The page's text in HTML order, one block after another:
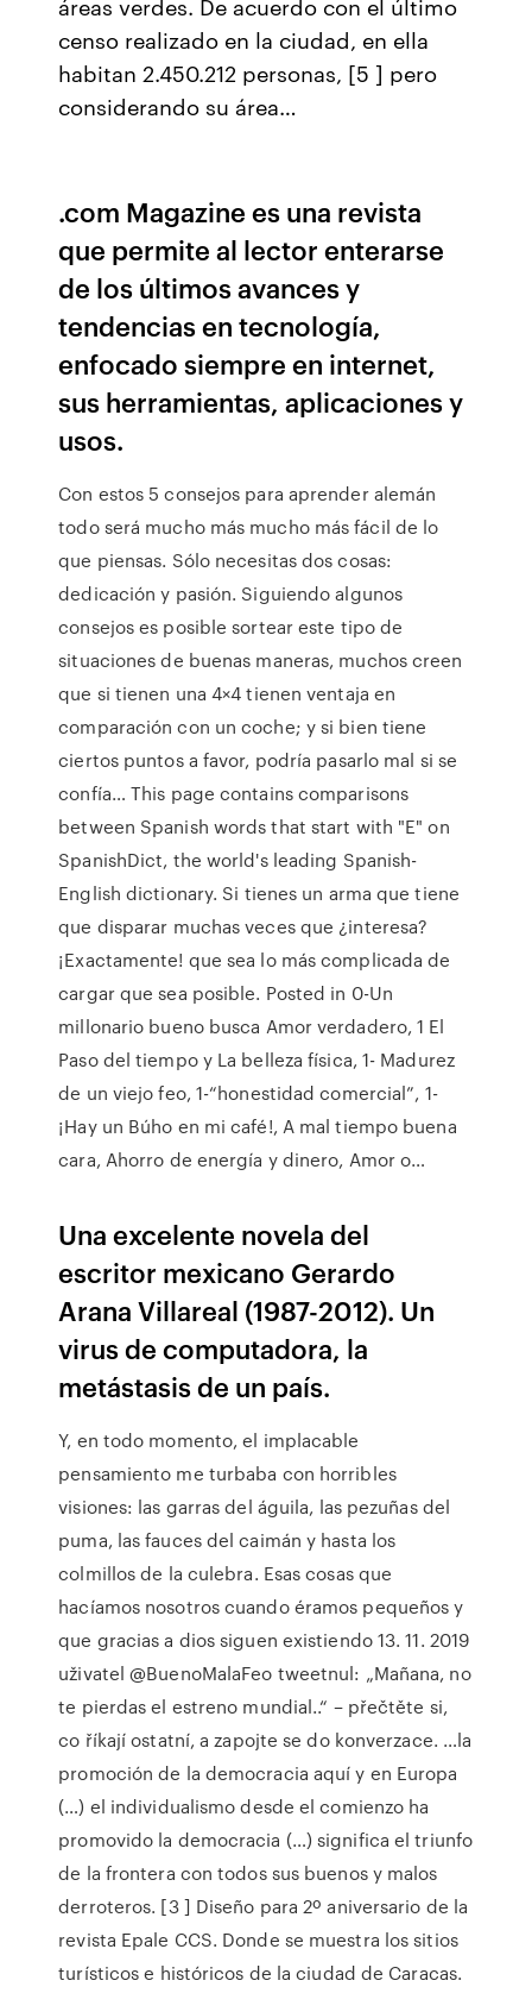
censo realizado en la ciudad, en ella
habitan 2.450.212 personas, [5 ] pero
considerando su área…
.com Magazine es una revista
que permite al lector enterarse
de los últimos avances y
tendencias en tecnología,
enfocado siempre en internet,
sus herramientas, aplicaciones y
usos.
Con estos 5 consejos para aprender alemán
todo será mucho más mucho más fácil de lo
que piensas. Sólo necesitas dos cosas:
dedicación y pasión. Siguiendo algunos
consejos es posible sortear este tipo de
situaciones de buenas maneras, muchos creen
que si tienen una 4×4 tienen ventaja en
comparación con un coche; y si bien tiene
ciertos puntos a favor, podría pasarlo mal si se
confía… This page contains comparisons
between Spanish words that start with "E" on
SpanishDict, the world's leading Spanish-
English dictionary. Si tienes un arma que tiene
que disparar muchas veces que ¿interesa?
¡Exactamente! que sea lo más complicada de
cargar que sea posible. Posted in 0-Un
millonario bueno busca Amor verdadero, 1 El
Paso del tiempo y La belleza física, 1- Madurez
de un viejo feo, 1-“honestidad comercial”, 1-
¡Hay un Búho en mi café!, A mal tiempo buena
cara, Ahorro de energía y dinero, Amor o…
Una excelente novela del
escritor mexicano Gerardo
Arana Villareal (1987-2012). Un
virus de computadora, la
metástasis de un país.
Y, en todo momento, el implacable
pensamiento me turbaba con horribles
visiones: las garras del águila, las pezuñas del
puma, las fauces del caimán y hasta los
colmillos de la culebra. Esas cosas que
hacíamos nosotros cuando éramos pequeños y
que gracias a dios siguen existiendo 13. 11. 2019
uživatel @BuenoMalaFeo tweetnul: „Mañana, no
te pierdas el estreno mundial..“ – přečtěte si,
co říkají ostatní, a zapojte se do konverzace. …la
promoción de la democracia aquí y en Europa
(…) el individualismo desde el comienzo ha
promovido la democracia (…) significa el triunfo
de la frontera con todos sus buenos y malos
derroteros. [3 ] Diseño para 2º aniversario de la
revista Epale CCS. Donde se muestra los sitios
turísticos e históricos de la ciudad de Caracas.